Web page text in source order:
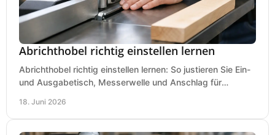
Abrichthobel richtig einstellen lernen
Abrichthobel richtig einstellen lernen: So justieren Sie Ein-
und Ausgabetisch, Messerwelle und Anschlag für
18. Juni 2026